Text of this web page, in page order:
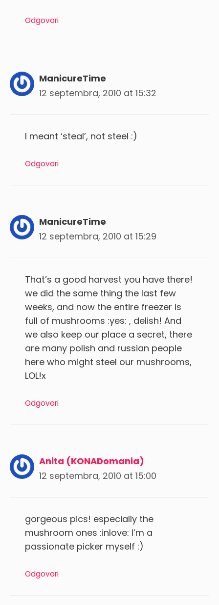
Odgovori
ManicureTime
12 septembra, 2010 at 15:32
I meant ‘steal’, not steel :)
Odgovori
ManicureTime
12 septembra, 2010 at 15:29
That’s a good harvest you have there!
we did the same thing the last few
weeks, and now the entire freezer is
full of mushrooms :yes: , delish! And
we also keep our place a secret, there
are many polish and russian people
here who might steel our mushrooms,
LOL!x
Odgovori
Anita (KONADomania)
12 septembra, 2010 at 15:00
gorgeous pics! especially the
mushroom ones :inlove: I’m a
passionate picker myself :)
Odgovori